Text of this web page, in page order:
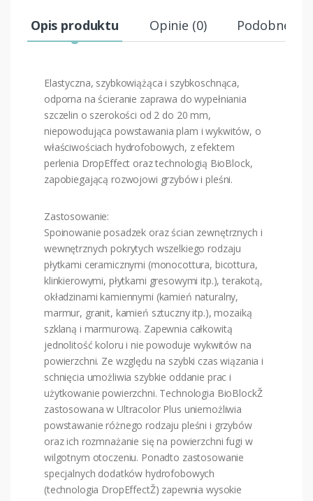
Opis produktu Opinie (0) Podobne
Elastyczna, szybkowiążąca i szybkoschnąca,
odporna na ścieranie zaprawa do wypełniania
szczelin o szerokości od 2 do 20 mm,
niepowodująca powstawania plam i wykwitów, o
właściwościach hydrofobowych, z efektem
perlenia DropEffect oraz technologią BioBlock,
zapobiegającą rozwojowi grzybów i pleśni.
Zastosowanie:
Spoinowanie posadzek oraz ścian zewnętrznych i
wewnętrznych pokrytych wszelkiego rodzaju
płytkami ceramicznymi (monocottura, bicottura,
klinkierowymi, płytkami gresowymi itp.), terakotą,
okładzinami kamiennymi (kamień naturalny,
marmur, granit, kamień sztuczny itp.), mozaiką
szklaną i marmurową. Zapewnia całkowitą
jednolitość koloru i nie powoduje wykwitów na
powierzchni. Ze względu na szybki czas wiązania i
schnięcia umożliwia szybkie oddanie prac i
użytkowanie powierzchni. Technologia BioBlockŽ
zastosowana w Ultracolor Plus uniemożliwia
powstawanie różnego rodzaju pleśni i grzybów
oraz ich rozmnażanie się na powierzchni fugi w
wilgotnym otoczeniu. Ponadto zastosowanie
specjalnych dodatków hydrofobowych
(technologia DropEffectŽ) zapewnia wysokie